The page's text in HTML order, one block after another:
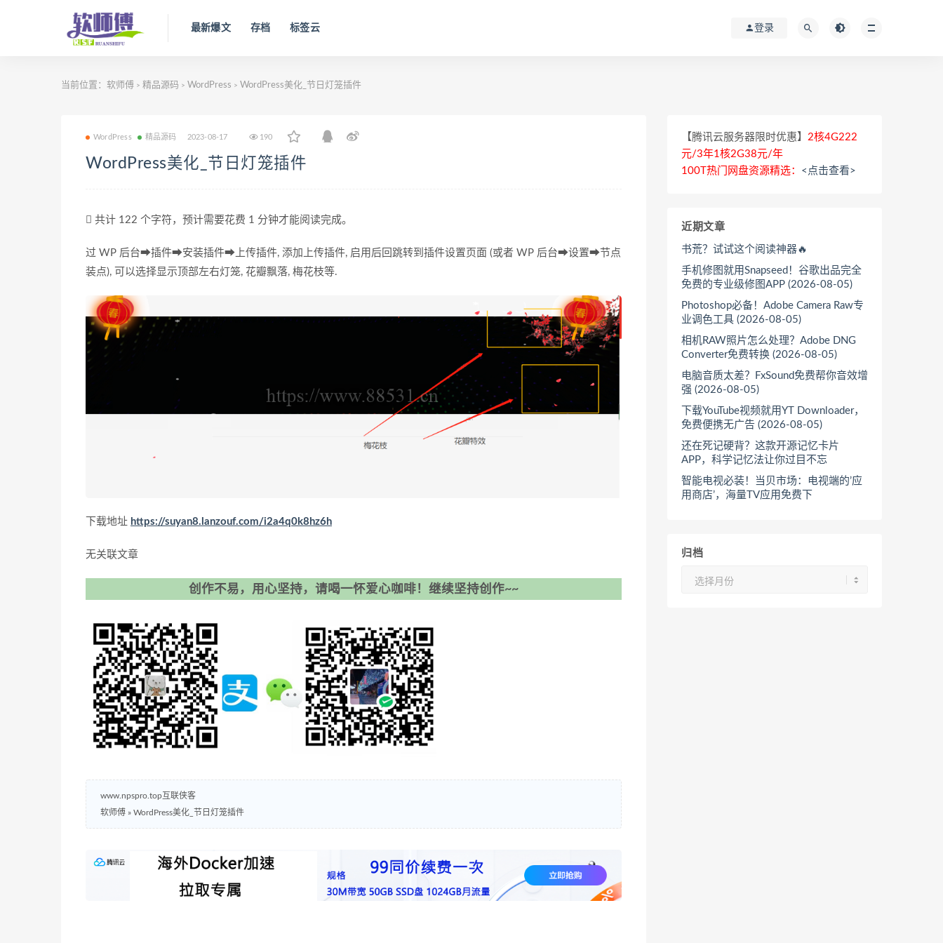
最新爆文 存档 标签云 登录
当前位置： 软师傅 > 精品源码 > WordPress > WordPress美化_节日灯笼插件
WordPress 精品源码 2023-08-17 190
WordPress美化_节日灯笼插件
共计 122 个字符，预计需要花费 1 分钟才能阅读完成。
过 WP 后台➡插件➡安装插件➡上传插件, 添加上传插件, 启用后回跳转到插件设置页面 (或者 WP 后台➡设置➡节点
装点), 可以选择显示顶部左右灯笼, 花瓣飘落, 梅花枝等.
下载地址 https://suyan8.lanzouf.com/i2a4q0k8hz6h
无关联文章
创作不易，用心坚持，请喝一怀爱心咖啡！继续坚持创作~~
www.npspro.top互联侠客
软师傅 » WordPress美化_节日灯笼插件
【腾讯云服务器限时优惠】 2核4G222
元/3年1核2G38元/年
100T热门网盘资源精选： <点击查看>
近期文章
书荒？试试这个阅读神器🔥
手机修图就用Snapseed！谷歌出品完全
免费的专业级修图APP (2026-08-05)
Photoshop必备！Adobe Camera Raw专
业调色工具 (2026-08-05)
相机RAW照片怎么处理？Adobe DNG
Converter免费转换 (2026-08-05)
电脑音质太差？FxSound免费帮你音效增
强 (2026-08-05)
下载YouTube视频就用YT Downloader，
免费便携无广告 (2026-08-05)
还在死记硬背？这款开源记忆卡片
APP，科学记忆法让你过目不忘
智能电视必装！当贝市场：电视端的’应
用商店’，海量TV应用免费下
归档